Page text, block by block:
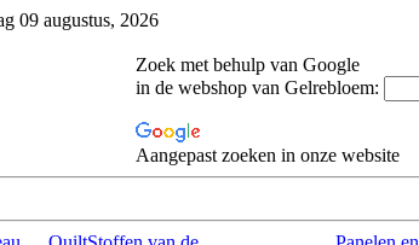
09 augustus, 2026
Zoek met behulp van Google
in de webshop van Gelrebloem:
Aangepast zoeken in onze website